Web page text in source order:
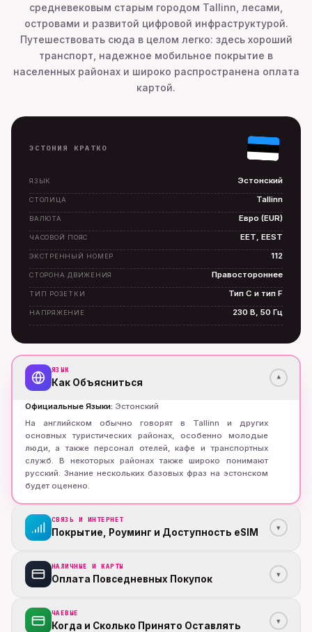
средневековым старым городом Tallinn, лесами,
островами и развитой цифровой инфраструктурой.
Путешествовать сюда в целом легко: здесь хороший
транспорт, надежное мобильное покрытие в
населенных районах и широко распространена оплата
картой.
ЭСТОНИЯ КРАТКО
ЯЗЫК Эстонский
СТОЛИЦА Tallinn
ВАЛЮТА Евро (EUR)
ЧАСОВОЙ ПОЯС EET, EEST
ЭКСТРЕННЫЙ НОМЕР 112
СТОРОНА ДВИЖЕНИЯ Правостороннее
ТИП РОЗЕТКИ Тип C и тип F
НАПРЯЖЕНИЕ 230 В, 50 Гц
ЯЗЫК
Как Объясниться ▾
Официальные Языки: Эстонский
На английском обычно говорят в Tallinn и других
основных туристических районах, особенно молодые
люди, а также персонал отелей, кафе и транспортных
служб. В некоторых районах также широко понимают
русский. Знание нескольких базовых фраз на эстонском
будет оценено.
СВЯЗЬ И ИНТЕРНЕТ
Покрытие, Роуминг и Доступность eSIM ▾
НАЛИЧНЫЕ И КАРТЫ
Оплата Повседневных Покупок ▾
ЧАЕВЫЕ
Когда и Сколько Принято Оставлять ▾